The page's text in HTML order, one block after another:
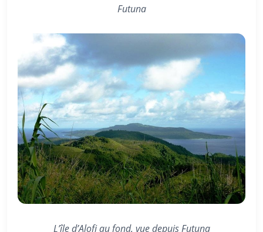
Futuna
L’île d’Alofi au fond, vue depuis Futuna